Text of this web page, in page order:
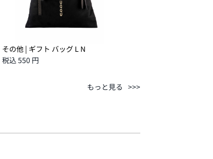
その他 | ギフト バッグ L N
税込 550 円
もっと見る